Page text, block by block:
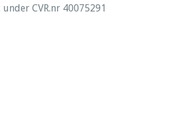
CVR.nr 40075291